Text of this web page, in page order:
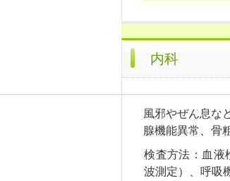
内科
風邪やぜん息な
腺機能異常、骨
検査方法：血液
波測定）、呼吸